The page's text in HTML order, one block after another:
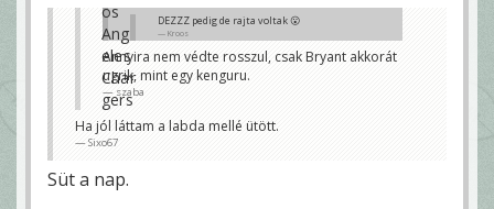
DEZZZ pedig de rajta voltak 😮
Kroos
Csak Richard Marshall, az olyan mintha üresen lett
volna.
Annyira nem védte rosszul, csak Bryant akkorát
ugrik, mint egy kenguru.
szaba
Ha jól láttam a labda mellé ütött.
Sixo67
Süt a nap.